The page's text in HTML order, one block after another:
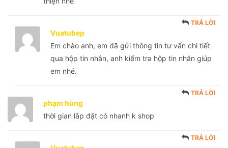
Vuatubep
TRẢ LỜI
Em chào anh, em đã gửi thông tin tư vấn chi tiết
qua hộp tin nhắn, anh kiểm tra hộp tin nhắn giúp
em nhé.
phạm hùng
TRẢ LỜI
thời gian lắp đặt có nhanh k shop
TRẢ LỜI